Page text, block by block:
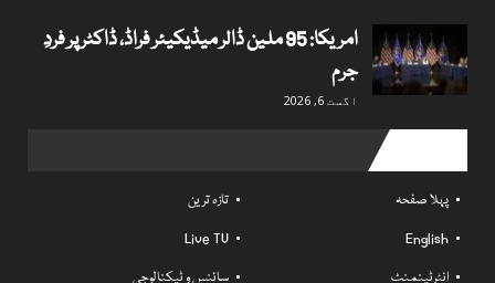
امریکا: 95 ملین ڈالر میڈیکیئر فراڈ، ڈاکٹر پر فردِ
جرم
اگست 6, 2026
پہلا صفحہ
تازہ ترین
English
Live TV
انٹرٹینمنٹ
سائنس و ٹیکنالوجی